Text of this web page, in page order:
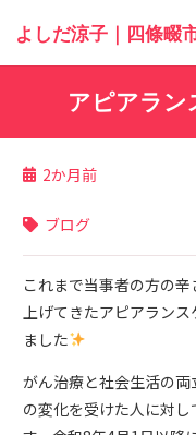
よしだ涼子｜四條畷
アピアラン
2か月前
ブログ
これまで当事者の方の
上げてきたアピアラン
ました
がん治療と社会生活の
の変化を受けた人に対